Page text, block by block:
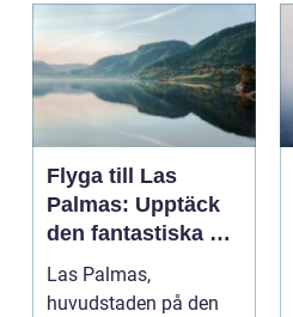
Flyga till Las
Palmas: Upptäck
den fantastiska ön
Gran Canaria
Las Palmas,
huvudstaden på den